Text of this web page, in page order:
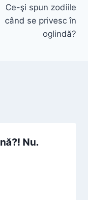
Ce-şi spun zodiile
când se privesc în
oglindă?
Nu.